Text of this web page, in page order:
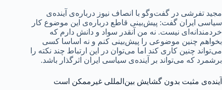
مجید تفرشی در گفت‌وگو با انصاف نیوز درباره‌ی آینده‌ی
سیاسی ایران گفت: پیش‌بینی قاطع درباره‌ی این موضوع کار
خردمندانه‌ای نیست. نه من آنقدر سواد و دانش دارم که
بخواهم چنین موضوعی را پیش‌بینی کنم و نه اساسا کسی
می‌تواند چنین کاری کند اما می‌توان در این ارتباط چند نکته را
برشمرد که می‌تواند بر آینده‌ی سیاسی ایران اثرگذار باشد.
آینده‌ی مثبت بدون گشایش بین‌المللی غیرممکن است